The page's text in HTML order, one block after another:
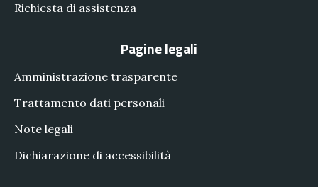
Richiesta di assistenza
Pagine legali
Amministrazione trasparente
Trattamento dati personali
Note legali
Dichiarazione di accessibilità